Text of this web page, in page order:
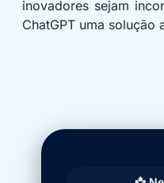
inovadores sejam
ChatGPT uma solução